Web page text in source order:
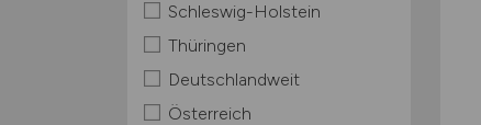
Schleswig-Holstein
Thüringen
Deutschlandweit
Österreich